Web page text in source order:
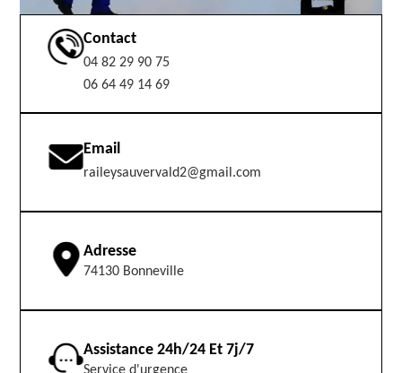
Contact
04 82 29 90 75
06 64 49 14 69
Email
raileysauvervald2@gmail.com
Adresse
74130 Bonneville
Assistance 24h/24 Et 7j/7